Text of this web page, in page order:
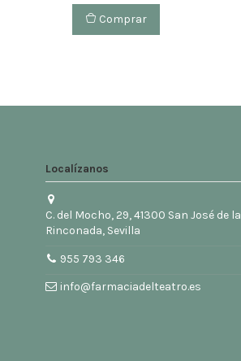
Comprar
Localízanos
C. del Mocho, 29, 41300 San José de la
Rinconada, Sevilla
955 793 346
info@farmaciadelteatro.es